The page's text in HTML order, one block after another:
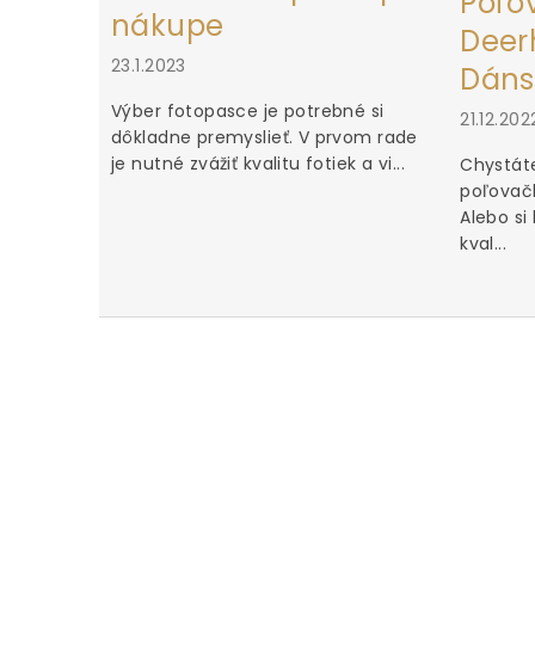
nákupe
23.1.2023
Výber fotopasce je potrebné si
dôkladne premyslieť. V prvom rade
je nutné zvážiť kvalitu fotiek a vi...
Alebo
kval...